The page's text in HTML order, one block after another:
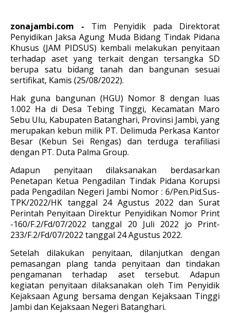
zonajambi.com - Tim Penyidik pada Direktorat
Penyidikan Jaksa Agung Muda Bidang Tindak Pidana
Khusus (JAM PIDSUS) kembali melakukan penyitaan
terhadap aset yang terkait dengan tersangka SD
berupa satu bidang tanah dan bangunan sesuai
sertifikat, Kamis (25/08/2022).
Hak guna bangunan (HGU) Nomor 8 dengan luas
1.002 Ha di Desa Tebing Tinggi, Kecamatan Maro
Sebu Ulu, Kabupaten Batanghari, Provinsi Jambi, yang
merupakan kebun milik PT. Delimuda Perkasa Kantor
Besar (Kebun Sei Rengas) dan terduga terafiliasi
dengan PT. Duta Palma Group.
Adapun penyitaan dilaksanakan berdasarkan
Penetapan Ketua Pengadilan Tindak Pidana Korupsi
pada Pengadilan Negeri Jambi Nomor : 6/Pen.Pid.Sus-
TPK/2022/HK tanggal 24 Agustus 2022 dan Surat
Perintah Penyitaan Direktur Penyidikan Nomor Print
-160/F.2/Fd/07/2022 tanggal 20 Juli 2022 jo Print-
233/F.2/Fd/07/2022 tanggal 24 Agustus 2022.
Setelah dilakukan penyitaan, dilanjutkan dengan
pemasangan plang tanda penyitaan dan tindakan
pengamanan terhadap aset tersebut. Adapun
kegiatan penyitaan dilaksanakan oleh Tim Penyidik
Kejaksaan Agung bersama dengan Kejaksaan Tinggi
Jambi dan Kejaksaan Negeri Batanghari.